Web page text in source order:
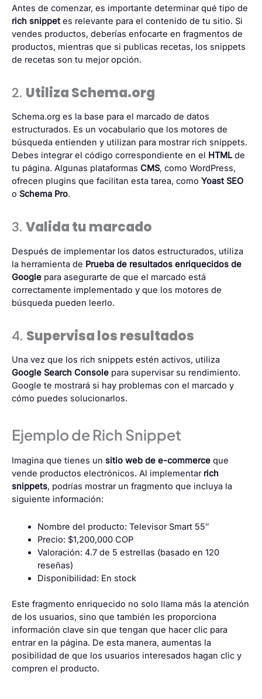
Antes de comenzar, es importante determinar qué tipo de
rich snippet es relevante para el contenido de tu sitio. Si
vendes productos, deberías enfocarte en fragmentos de
productos, mientras que si publicas recetas, los snippets
de recetas son tu mejor opción.
2. Utiliza Schema.org
Schema.org es la base para el marcado de datos
estructurados. Es un vocabulario que los motores de
búsqueda entienden y utilizan para mostrar rich snippets.
Debes integrar el código correspondiente en el HTMLde
tu página. Algunas plataformas CMS, como WordPress,
ofrecen plugins que facilitan esta tarea, como Yoast SEO
o Schema Pro.
3. Valida tu marcado
Después de implementar los datos estructurados, utiliza
la herramienta de Prueba de resultados enriquecidos de
Google para asegurarte de que el marcado está
correctamente implementado y que los motores de
búsqueda pueden leerlo.
4. Supervisa los resultados
Una vez que los rich snippets estén activos, utiliza
Google Search Console para supervisar su rendimiento.
Google te mostrará si hay problemas con el marcado y
cómo puedes solucionarlos.
Ejemplo de Rich Snippet
Imagina que tienes un sitio web de e-commerce que
vende productos electrónicos. Al implementar rich
snippets, podrías mostrar un fragmento que incluya la
siguiente información:
Nombre del producto: Televisor Smart 55″
Precio: $1,200,000 COP
Valoración: 4.7 de 5 estrellas (basado en 120
reseñas)
Disponibilidad: En stock
Este fragmento enriquecido no solo llama más la atención
de los usuarios, sino que también les proporciona
información clave sin que tengan que hacer clic para
entrar en la página. De esta manera, aumentas la
posibilidad de que los usuarios interesados hagan clic y
compren el producto.